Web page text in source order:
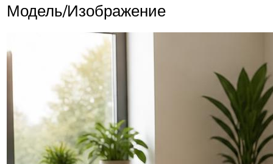
Модель/Изображение